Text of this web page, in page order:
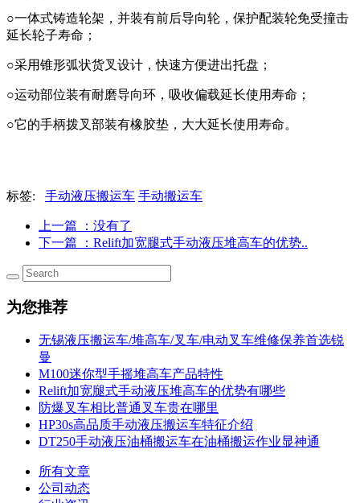
○一体式铸造轮架，并装有前后导向轮，保护配装轮免受撞击
延长轮子寿命；
○采用锥形弧状货叉设计，快速方便进出托盘；
○运动部位装有耐磨导向环，吸收偏载延长使用寿命；
○它的手柄拨叉部装有橡胶垫，大大延长使用寿命。
标签: 手动液压搬运车 手动搬运车
上一篇
：没有了
下一篇
：Relift加宽腿式手动液压堆高车的优势..
为您推荐
无锡液压搬运车/堆高车/叉车/电动叉车维修保养首选锐
曼
M100迷你型手摇堆高车产品特性
Relift加宽腿式手动液压堆高车的优势有哪些
防爆叉车相比普通叉车贵在哪里
HP30s高品质手动液压搬运车特征介绍
DT250手动液压油桶搬运车在油桶搬运作业显神通
所有文章
公司动态